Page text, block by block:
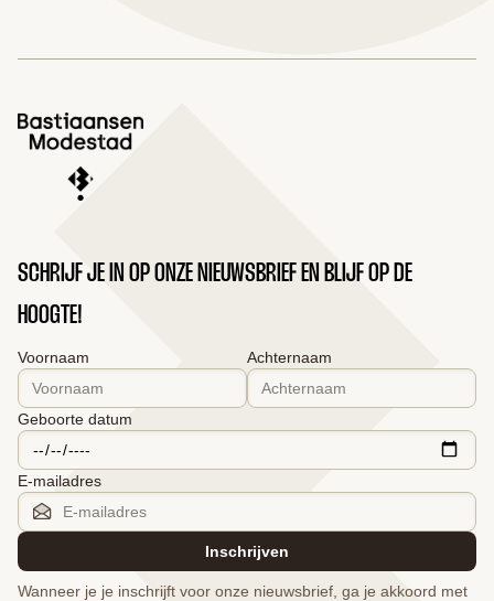
SCHRIJF JE IN OP ONZE NIEUWSBRIEF EN BLIJF OP DE
HOOGTE!
Voornaam Achternaam
Geboorte datum
E-mailadres
Inschrijven
Wanneer je je inschrijft voor onze nieuwsbrief, ga je akkoord met